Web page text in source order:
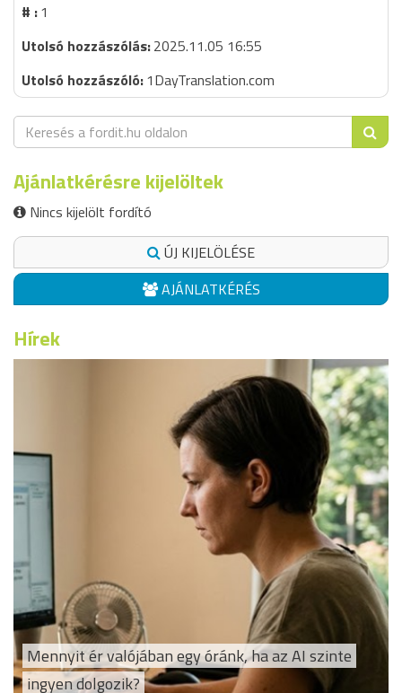
1
2025.11.05 16:55
1DayTranslation.com
Ajánlatkérésre kijelöltek
Nincs kijelölt fordító
ÚJ KIJELÖLÉSE
AJÁNLATKÉRÉS
Hírek
Mennyit ér valójában egy óránk, ha az AI szinte
ingyen dolgozik?